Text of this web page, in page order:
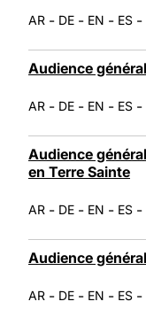
AR - DE - EN - ES -
Audience
AR - DE - EN - ES -
Audience
en Terre Sainte
AR - DE - EN - ES -
Audience
AR - DE - EN - ES -